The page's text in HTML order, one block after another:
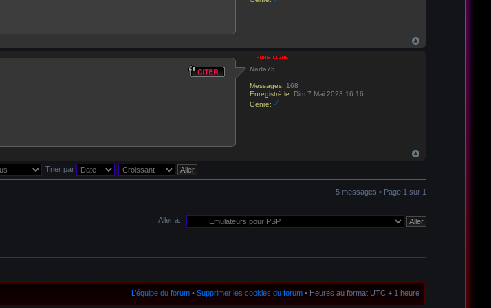
Nada75
Messages: 168
Enregistré le: Dim 7 Mai 2023 16:16
Genre:
Trier par
5 messages • Page 1 sur 1
Aller à:
L’équipe du forum •Supprimer les cookies du forum • Heures au format UTC + 1 heure